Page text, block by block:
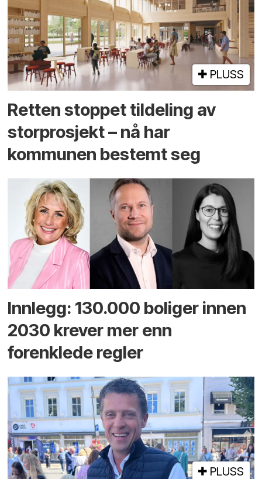
PLUSS
Retten stoppet tildeling av
storprosjekt – nå har
kommunen bestemt seg
Innlegg: 130.000 boliger innen
2030 krever mer enn
forenklede regler
PLUSS